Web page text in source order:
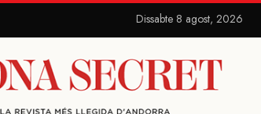
Dissabte 8 agost, 2026